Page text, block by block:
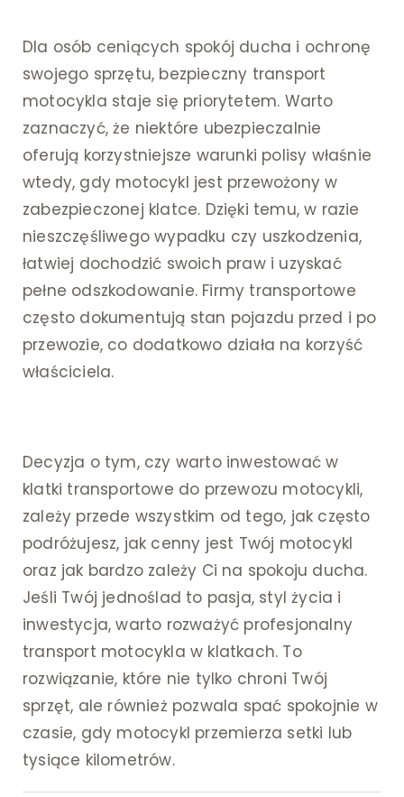
Dla osób ceniących spokój ducha i ochronę
swojego sprzętu, bezpieczny transport
motocykla staje się priorytetem. Warto
zaznaczyć, że niektóre ubezpieczalnie
oferują korzystniejsze warunki polisy właśnie
wtedy, gdy motocykl jest przewożony w
zabezpieczonej klatce. Dzięki temu, w razie
nieszczęśliwego wypadku czy uszkodzenia,
łatwiej dochodzić swoich praw i uzyskać
pełne odszkodowanie. Firmy transportowe
często dokumentują stan pojazdu przed i po
przewozie, co dodatkowo działa na korzyść
właściciela.
Decyzja o tym, czy warto inwestować w
klatki transportowe do przewozu motocykli,
zależy przede wszystkim od tego, jak często
podróżujesz, jak cenny jest Twój motocykl
oraz jak bardzo zależy Ci na spokoju ducha.
Jeśli Twój jednoślad to pasja, styl życia i
inwestycja, warto rozważyć profesjonalny
transport motocykla w klatkach. To
rozwiązanie, które nie tylko chroni Twój
sprzęt, ale również pozwala spać spokojnie w
czasie, gdy motocykl przemierza setki lub
tysiące kilometrów.